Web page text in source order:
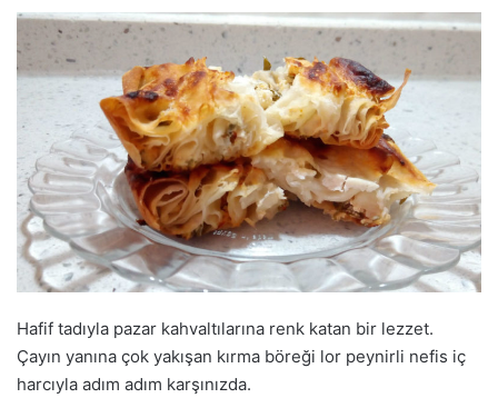
e
-
p
o
s
t
a
g
ö
n
d
e
r
Hafif tadıyla pazar kahvaltılarına renk katan bir lezzet.
Çayın yanına çok yakışan kırma böreği lor peynirli nefis iç
harcıyla adım adım karşınızda.